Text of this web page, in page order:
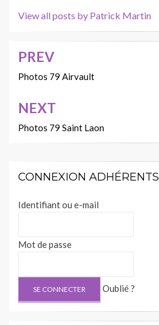
View all posts by Patrick Martin
Navigation
de
l’article
PREV
Photos 79 Airvault
NEXT
Photos 79 Saint Laon
CONNEXION ADHÉRENTS
Identifiant ou e-mail
Mot de passe
Oublié ?